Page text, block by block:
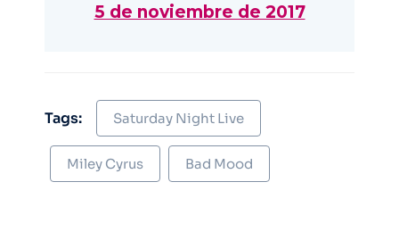
5 de noviembre de 2017
Tags: Saturday Night Live
Miley Cyrus Bad Mood